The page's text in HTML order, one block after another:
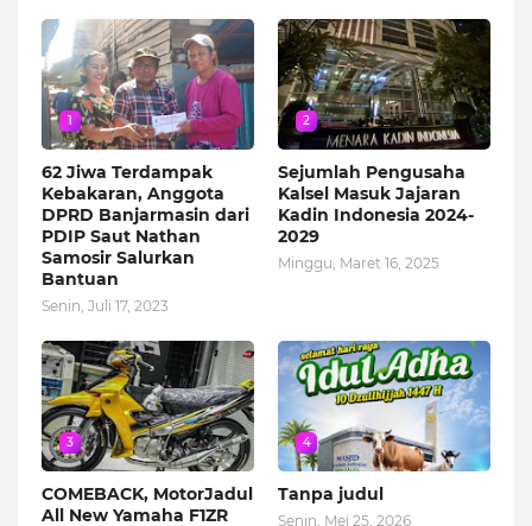
1
62 Jiwa Terdampak
Kebakaran, Anggota
DPRD Banjarmasin dari
PDIP Saut Nathan
Samosir Salurkan
Bantuan
Senin, Juli 17, 2023
2
Sejumlah Pengusaha
Kalsel Masuk Jajaran
Kadin Indonesia 2024-
2029
Minggu, Maret 16, 2025
3
COMEBACK, MotorJadul
All New Yamaha F1ZR
4
Tanpa judul
Senin, Mei 25, 2026